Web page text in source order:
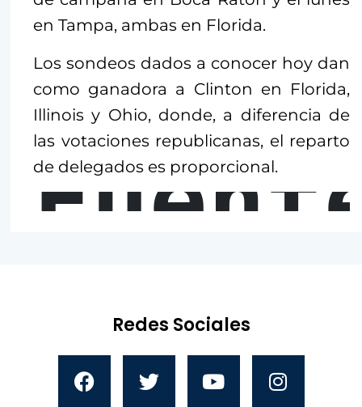
en Tampa, ambas en Florida.
Los sondeos dados a conocer hoy dan
como ganadora a Clinton en Florida,
Illinois y Ohio, donde, a diferencia de
las votaciones republicanas, el reparto
de delegados es proporcional.
Redes Sociales